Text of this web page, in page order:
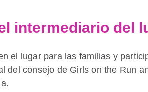
intermediario del
el lugar para las familias y
del consejo de Girls on the Run